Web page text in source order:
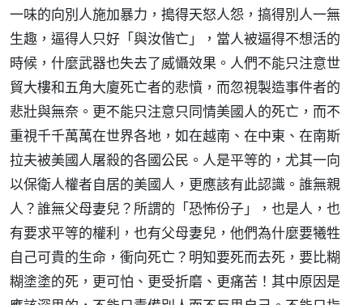
一味的向別人施加暴力，搗得天怒人怨，搞得別人一無
生趣，逼得人只好「與汝偕亡」，當人被逼得不想活的
時候，什麼武器也失去了威懾效果。人們不能只注意世
貿大樓和五角大廈死亡者的悲憤，而忽視製造事件者的
悲壯與無奈。更不能只注意只同情美國人的死亡，而不
重視千千萬萬在世界各地，如在越南、在中東、在南斯
拉夫被美國人屠殺的各國公民。人是平等的，尤其一向
以保衛人權者自居的美國人，更應該有此認識。誰無親
人？誰無父母妻兒？所謂的「恐怖份子」，也是人，也
有要求平等的權利，也有父母妻兒，他們為什麼要犧牲
自己可貴的生命，衝向死亡？明知要死而去死，要比糊
糊塗塗的死，更可怕、更受折磨、更痛苦！其中原因是